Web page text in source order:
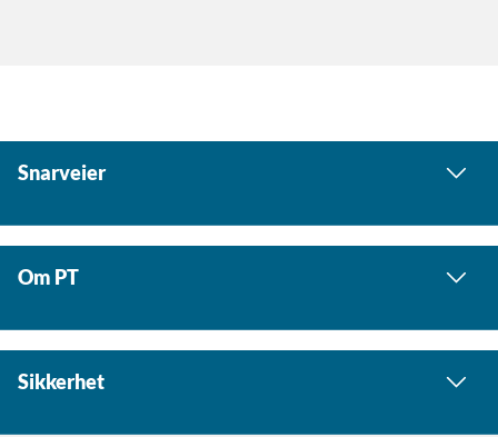
Snarveier
Om PT
Sikkerhet